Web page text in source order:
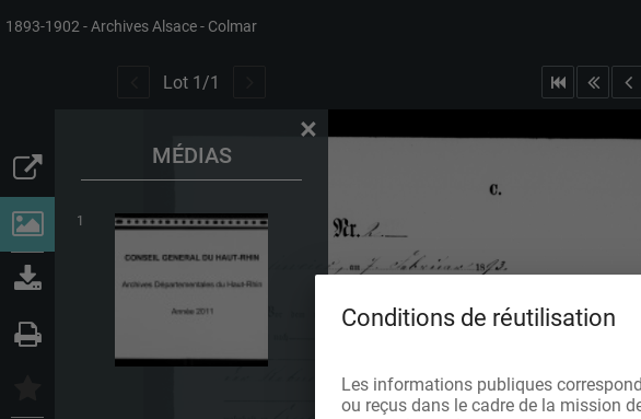
1893-1902 Archives Alsace - Colmar
Lot 1 /1
MÉDIAS
×
1
Conditions de réutilisation
Les informations publiques
ou reçus dans le cadre de la mission